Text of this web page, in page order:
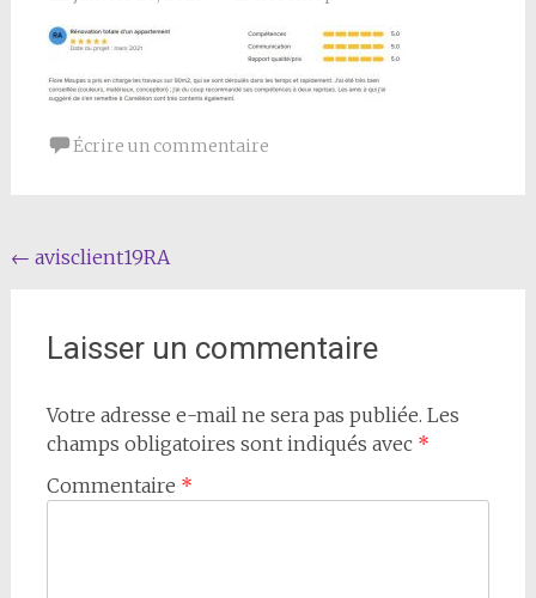
Écrire un commentaire
Navigation
l'article
← avisclient19RA
Laisser un commentaire
Votre adresse e-mail ne sera pas publiée. Les
champs obligatoires sont indiqués avec *
Commentaire *